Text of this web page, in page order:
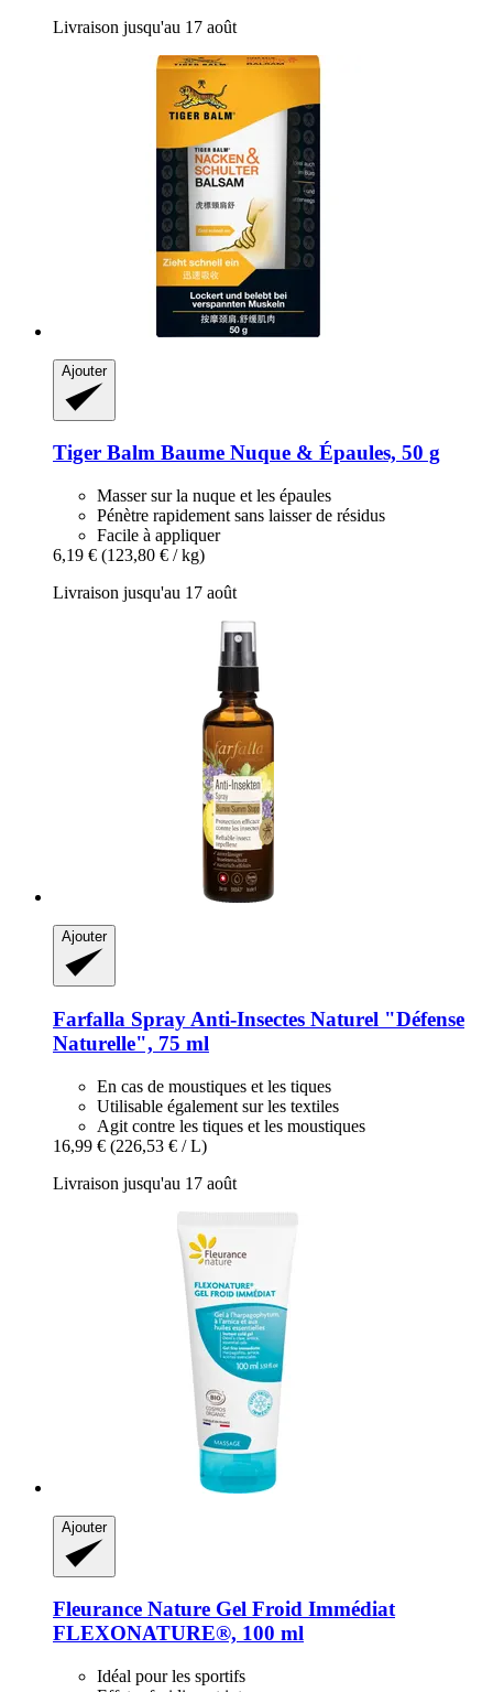
Livraison jusqu'au 17 août
Ajouter
Tiger Balm Baume Nuque & Épaules, 50 g
Masser sur la nuque et les épaules
Pénètre rapidement sans laisser de résidus
Facile à appliquer
6,19 € (123,80 € / kg)
Livraison jusqu'au 17 août
Ajouter
Farfalla Spray Anti-​Insectes Naturel "Défense
Naturelle", 75 ml
En cas de moustiques et les tiques
Utilisable également sur les textiles
Agit contre les tiques et les moustiques
16,99 € (226,53 € / L)
Livraison jusqu'au 17 août
Ajouter
Fleurance Nature Gel Froid Immédiat
FLEXONATURE®, 100 ml
Idéal pour les sportifs